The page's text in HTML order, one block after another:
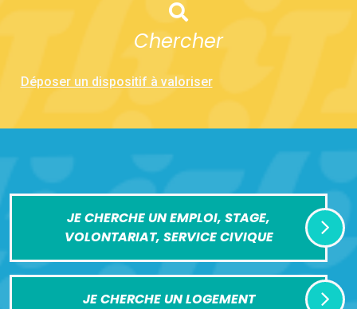
Chercher
Déposer un dispositif à valoriser
JE CHERCHE UN EMPLOI, STAGE,
VOLONTARIAT, SERVICE CIVIQUE
JE CHERCHE UN LOGEMENT